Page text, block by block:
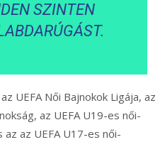
SZINTEN
UEFA Női Bajnokok Ligája, az
az UEFA U19-es női-
az UEFA U17-es női-